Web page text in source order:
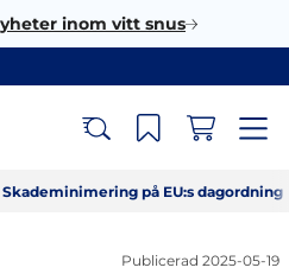
inom vitt snus
Skademinimering på EU:s dagordning‎
Publicerad 2025-05-19